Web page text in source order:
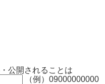
公開されることは
（例）09000000000